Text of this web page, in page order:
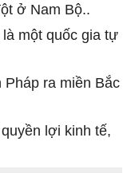
ở Nam Bộ..
một quốc gia tự
Pháp ra miền Bắc
lợi kinh tế,